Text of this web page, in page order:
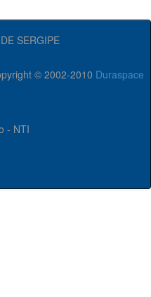
SERGIPE
© 2002-2010 Duraspace
- NTI